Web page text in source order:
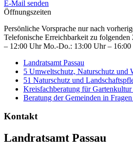
E-Mail senden
Öffnungszeiten
Persönliche Vorsprache nur nach
Telefonische Erreichbarkeit zu
– 12:00 Uhr Mo.-Do.: 13:00 Uhr –
Landratsamt Passau
5 Umweltschutz, Naturschutz und
51 Naturschutz und
Kreisfachberatung für
Beratung der Gemeinden in
Kontakt
Landratsamt Passau